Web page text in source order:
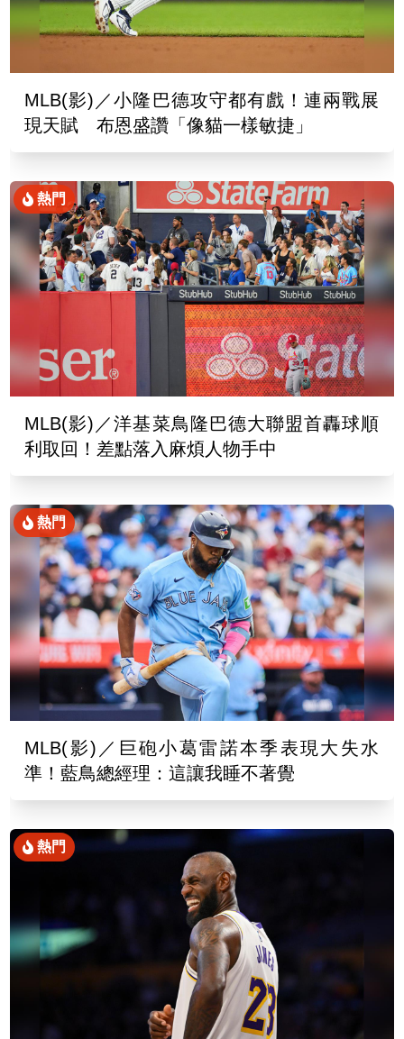
MLB(影)／小隆巴德攻守都有戲！連兩戰展
現天賦 布恩盛讚「像貓一樣敏捷」
熱門
MLB(影)／洋基菜鳥隆巴德大聯盟首轟球順
利取回！差點落入麻煩人物手中
熱門
MLB(影)／巨砲小葛雷諾本季表現大失水
準！藍鳥總經理：這讓我睡不著覺
熱門